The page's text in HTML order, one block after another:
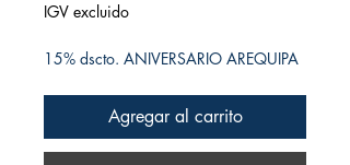
IGV excluido
15% dscto. ANIVERSARIO AREQUIPA
Agregar al carrito